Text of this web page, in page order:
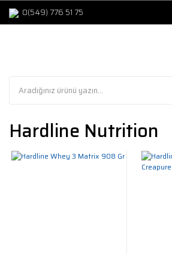
0(549) 776 51 75
Hardline Nutrition